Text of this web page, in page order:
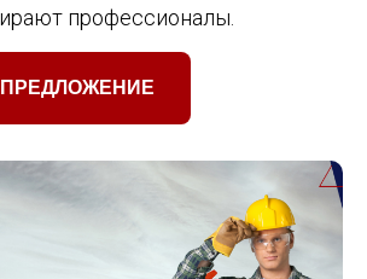
профессионалы.